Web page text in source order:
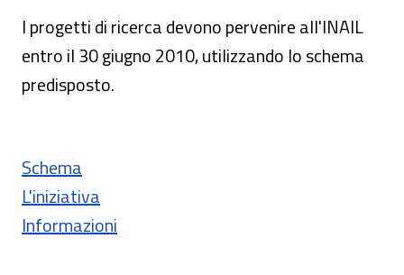
I progetti di ricerca devono pervenire all'INAIL
entro il 30 giugno 2010, utilizzando lo schema
predisposto.
Schema
L'iniziativa
Informazioni